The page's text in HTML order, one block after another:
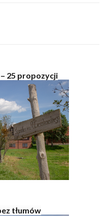
25 propozycji
tłumów